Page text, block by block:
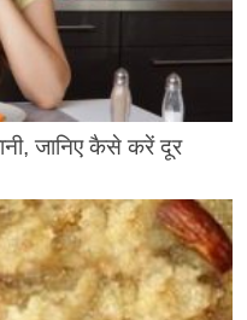
जानिए कैसे करें दूर